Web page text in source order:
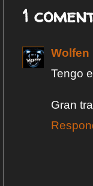
1
Wolfen
Tengo
Gran